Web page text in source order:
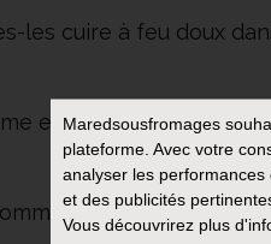
les cuire à feu doux
en fines tranches,
de cannelle.
Maredsousfromages
plateforme. Avec votre
analyser les performances
et des publicités
Vous découvrirez plus